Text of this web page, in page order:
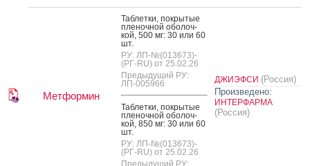
Метформин
Таб­летки, пок­ры­тые
пле­ноч­ной обо­лоч­
кой, 500 мг: 30 или 60
шт.
РУ: ЛП-№(013673)-
(РГ-RU) от 25.02.26
Предыдущий РУ:
ЛП-005966
Таб­летки, пок­ры­тые
пле­ноч­ной обо­лоч­
кой, 850 мг: 30 или 60
шт.
РУ: ЛП-№(013673)-
(РГ-RU) от 25.02.26
Предыдущий РУ:
ДЖИЭФСИ (Россия)
Произведено:
ИНТЕРФАРМА
(Россия)